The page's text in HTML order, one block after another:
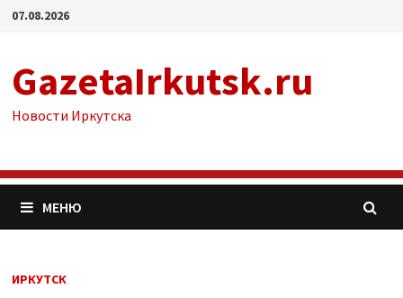
Перейти
07.08.2026
GazetaIrkutsk.ru
Новости Иркутска
МЕНЮ
ИРКУТСК